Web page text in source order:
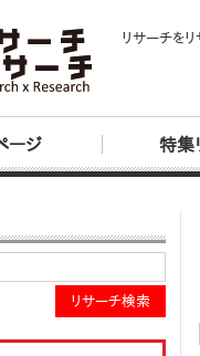
リサーチを
ージ 特集
リサーチ検索